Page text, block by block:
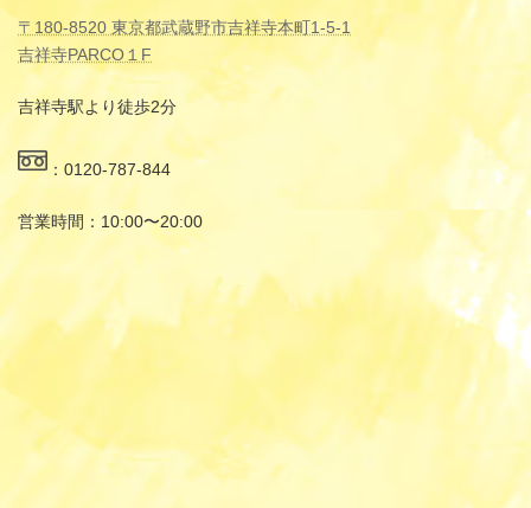
〒180-8520 東京都武蔵野市吉祥寺本町1-5-1
吉祥寺PARCO１F
吉祥寺駅より徒歩2分
：0120-787-844
営業時間：10:00〜20:00